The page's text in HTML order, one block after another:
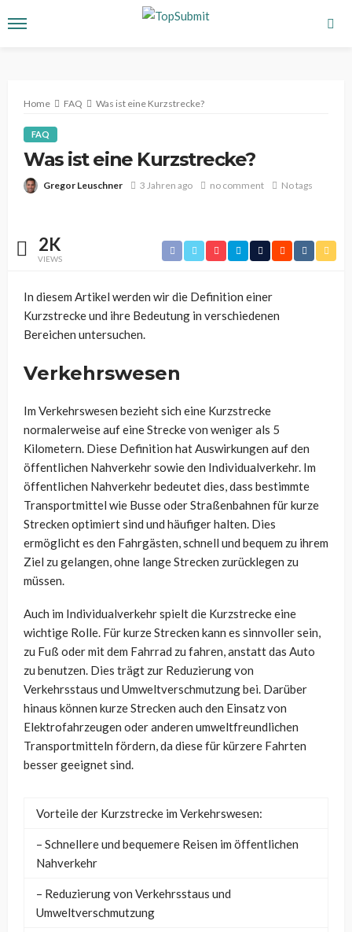
Home FAQ Was ist eine Kurzstrecke?
FAQ
Was ist eine Kurzstrecke?
Gregor Leuschner 3 Jahren ago no comment No tags
2K
VIEWS
In diesem Artikel werden wir die Definition einer
Kurzstrecke und ihre Bedeutung in verschiedenen
Bereichen untersuchen.
Verkehrswesen
Im Verkehrswesen bezieht sich eine Kurzstrecke
normalerweise auf eine Strecke von weniger als 5
Kilometern. Diese Definition hat Auswirkungen auf den
öffentlichen Nahverkehr sowie den Individualverkehr. Im
öffentlichen Nahverkehr bedeutet dies, dass bestimmte
Transportmittel wie Busse oder Straßenbahnen für kurze
Strecken optimiert sind und häufiger halten. Dies
ermöglicht es den Fahrgästen, schnell und bequem zu ihrem
Ziel zu gelangen, ohne lange Strecken zurücklegen zu
müssen.
Auch im Individualverkehr spielt die Kurzstrecke eine
wichtige Rolle. Für kurze Strecken kann es sinnvoller sein,
zu Fuß oder mit dem Fahrrad zu fahren, anstatt das Auto
zu benutzen. Dies trägt zur Reduzierung von
Verkehrsstaus und Umweltverschmutzung bei. Darüber
hinaus können kurze Strecken auch den Einsatz von
Elektrofahrzeugen oder anderen umweltfreundlichen
Transportmitteln fördern, da diese für kürzere Fahrten
besser geeignet sind.
Vorteile der Kurzstrecke im Verkehrswesen:
– Schnellere und bequemere Reisen im öffentlichen
Nahverkehr
– Reduzierung von Verkehrsstaus und
Umweltverschmutzung